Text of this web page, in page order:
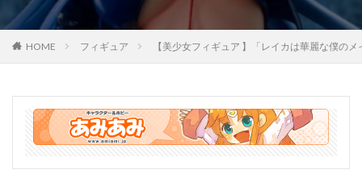
HOME フィギュア 【美少女フィギュア 】「レイカは華麗な僕の